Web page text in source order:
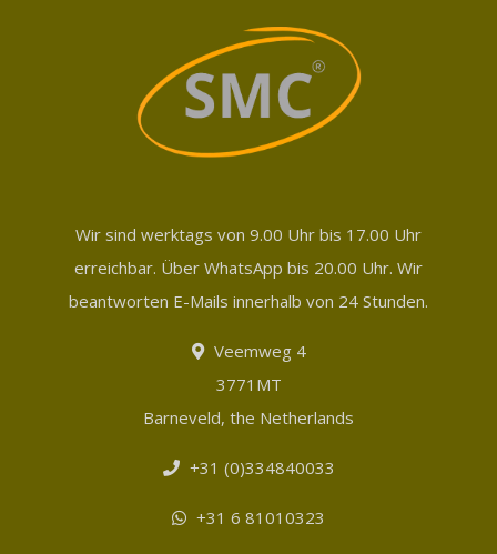
Wir sind werktags von 9.00 Uhr bis 17.00 Uhr
erreichbar. Über WhatsApp bis 20.00 Uhr. Wir
beantworten E-Mails innerhalb von 24 Stunden.
Veemweg 4
3771MT
Barneveld, the Netherlands
+31 (0)334840033
+31 6 81010323